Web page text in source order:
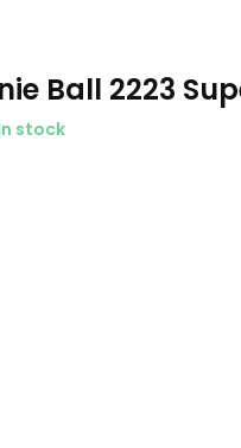
Ball 2223
stock